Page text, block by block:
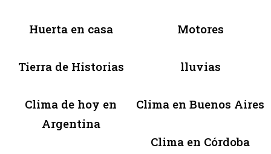
Huerta en casa Motores
Tierra de Historias lluvias
Clima de hoy en
Argentina
Clima en Buenos Aires
Clima en Córdoba